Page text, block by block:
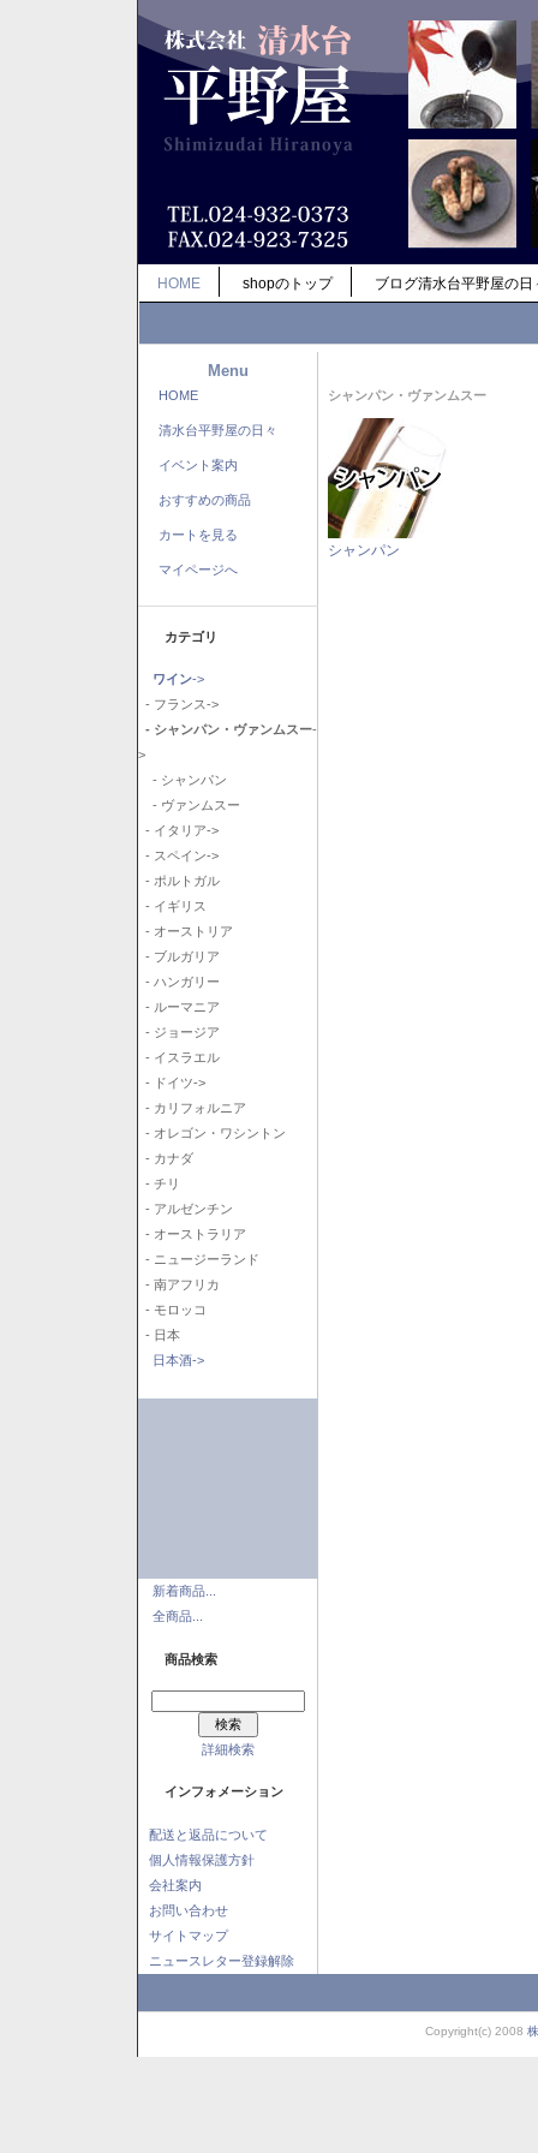
HOME shopのトップ ブログ清水台平野屋の日
Menu
HOME
清水台平野屋の日々
イベント案内
おすすめの商品
カートを見る
マイページへ
カテゴリ
ワイン->
- フランス->
- シャンパン・ヴァンムスー-
>
- シャンパン
- ヴァンムスー
- イタリア->
- スペイン->
- ポルトガル
- イギリス
- オーストリア
- ブルガリア
- ハンガリー
- ルーマニア
- ジョージア
- イスラエル
- ドイツ->
- カリフォルニア
- オレゴン・ワシントン
- カナダ
- チリ
- アルゼンチン
- オーストラリア
- ニュージーランド
- 南アフリカ
- モロッコ
- 日本
日本酒->
新着商品...
全商品...
商品検索
詳細検索
インフォメーション
配送と返品について
個人情報保護方針
会社案内
お問い合わせ
サイトマップ
ニュースレター登録解除
シャンパン・ヴァンムスー
シャンパン
Copyright(c) 2008